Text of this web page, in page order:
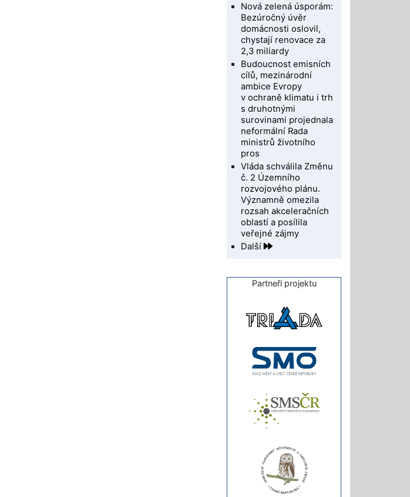
Nová zelená úsporám:
Bezúročný úvěr
domácnosti oslovil,
chystají renovace za
2,3 miliardy
Budoucnost emisních
cílů, mezinárodní
ambice Evropy
v ochraně klimatu i trh
s druhotnými
surovinami projednala
neformální Rada
ministrů životního
pros
Vláda schválila Změnu
č. 2 Územního
rozvojového plánu.
Významně omezila
rozsah akceleračních
oblastí a posílila
veřejné zájmy
Další
Partneři projektu